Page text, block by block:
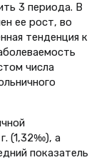
3 периода. В
ее рост, во
тенденция к
числа
(1,32‰), а
показатель